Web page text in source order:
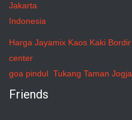
Jakarta
Indonesia
Harga Jayamix Kaos Kaki Bordir
center
goa pindul Tukang Taman Jogja
Friends